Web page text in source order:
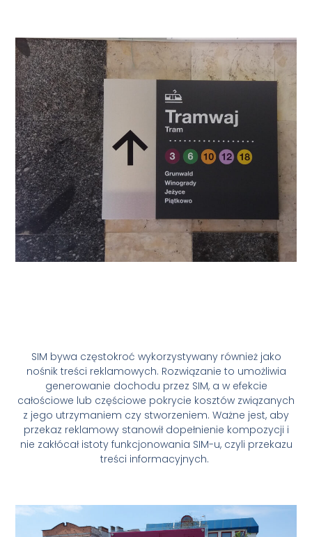
SIM bywa częstokroć wykorzystywany również jako
nośnik treści reklamowych. Rozwiązanie to umożliwia
generowanie dochodu przez SIM, a w efekcie
całościowe lub częściowe pokrycie kosztów związanych
z jego utrzymaniem czy stworzeniem. Ważne jest, aby
przekaz reklamowy stanowił dopełnienie kompozycji i
nie zakłócał istoty funkcjonowania SIM-u, czyli przekazu
treści informacyjnych.